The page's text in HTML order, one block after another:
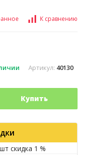
К сравнению
Артикул: 40130
Купить
скидка 1 %